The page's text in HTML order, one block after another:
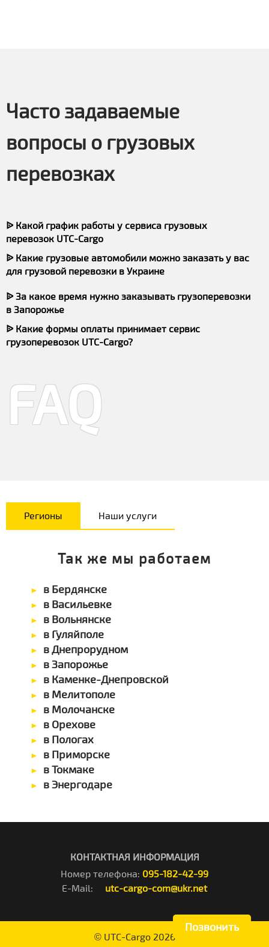
Часто задаваемые
вопросы о грузовых
перевозках
ᐉ Какой график работы у сервиса грузовых
перевозок UTC-Cargo
ᐉ Какие грузовые автомобили можно заказать у вас
для грузовой перевозки в Украине
ᐉ За какое время нужно заказывать грузоперевозки
в Запорожье
ᐉ Какие формы оплаты принимает сервис
грузоперевозок UTC-Cargo?
FAQ
Регионы Наши услуги
Так же мы работаем
в Бердянске
в Васильевке
в Вольнянске
в Гуляйполе
в Днепрорудном
в Запорожье
в Каменке-Днепровской
в Мелитополе
в Молочанске
в Орехове
в Пологах
в Приморске
в Токмаке
в Энергодаре
КОНТАКТНАЯ ИНФОРМАЦИЯ
Номер телефона: 095-182-42-99
E-Mail: utc-cargo-com@ukr.net
© UTC-Cargo2026
Позвонить